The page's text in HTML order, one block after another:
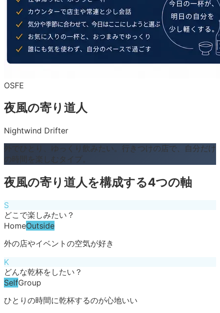
OSFE
夜風の寄り道人
Nightwind Drifter
外でひとり、ゆっくり飲みたい。行きつけの店で、自分だけ
の時間を楽しむタイプ。
夜風の寄り道人を構成する4つの軸
S
どこで楽しみたい？
HomeOutside
外の店やイベントの空気が好き
K
どんな乾杯をしたい？
SelfGroup
ひとりの時間に乾杯するのが心地いい